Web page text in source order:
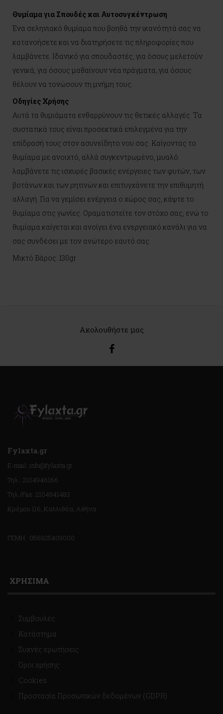
Θυμίαμα για Σπουδές και Αυτοσυγκέντρωση
Ένα σεληνιακό θυμίαμα που βοηθά την ικανότητά σας να
κατανοήσετε και να διατηρήσετε τις πληροφορίες που
λαμβάνετε. Ιδανικό για σπουδαστές, για όσους μελετούν
γενικά, για όσους μαθαίνουν νέα πράγματα, για όσους
θέλουν να τονώσουν τη μνήμη τους.
Οδηγίες Χρήσης
Αυτά τα θυμιάματα ενθαρρύνουν τις θετικές αλλαγές. Τα
συστατικά τους είναι προσεκτικά επιλεγμένα για την
επίδρασή τους στον ασυνείδητο νου σας. Καίγοντας το
θυμίαμα με ανοιχτό, αλλά συγκεντρωμένο, μυαλό
λαμβάνετε τις ισχυρές βασικές ενέργειες των φυτών, των
βοτάνων και των ρητινών και επιτυγχάνετε την επιθυμητή
αλλαγή. Για να γεμίσει ενέργεια ο χώρος σας, κάψτε το
θυμίαμα στις γωνίες. Οραματιστείτε τον στόχο σας, ενώ το
θυμίαμα καίγεται και ανοίγει ένα ενεργειακό κανάλι για να
σας συνδέσει με τον ανώτερο εαυτό σας.
Μικτό Βάρος: 130gr
Ακολουθήστε μας
Fylaxta.gr
E-mail: info@fylaxta.gr
Τηλ.: 2104946166
Τηλ./Fax: 2104941483
Κρέμου 116, Καλλιθέα, Αθήνα
ΓΕΜΗ : 056925409000
ΧΡΗΣΙΜΑ
Συμβουλές
Κατάστημα
Συχνές ερωτήσεις
Όροι χρήσης
Cookies
Προστασία Προσωπικών δεδομένων (GDPR)